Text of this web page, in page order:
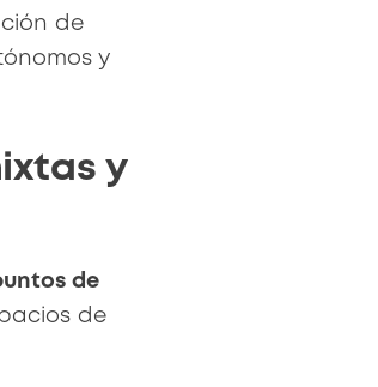
de
y
y
de
de